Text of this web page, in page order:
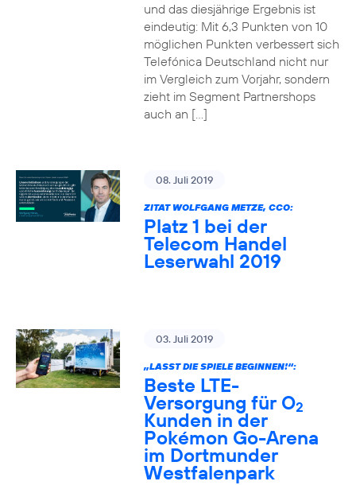
und das diesjährige Ergebnis ist
eindeutig: Mit 6,3 Punkten von 10
möglichen Punkten verbessert sich
Telefónica Deutschland nicht nur
im Vergleich zum Vorjahr, sondern
zieht im Segment Partnershops
auch an […]
08. Juli 2019
ZITAT WOLFGANG METZE, CCO:
Platz 1 bei der
Telecom Handel
Leserwahl 2019
03. Juli 2019
„LASST DIE SPIELE BEGINNEN!“:
Beste LTE-
Versorgung für O2
Kunden in der
Pokémon Go-Arena
im Dortmunder
Westfalenpark